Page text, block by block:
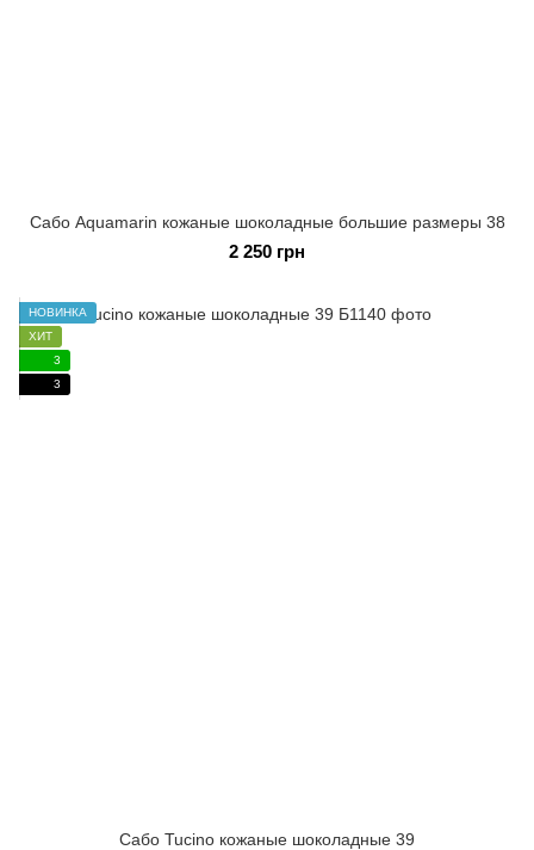
Сабо Aquamarin кожаные шоколадные большие размеры 38
2 250 грн
НОВИНКА
ХИТ
3
3
Сабо Tucino кожаные шоколадные 39